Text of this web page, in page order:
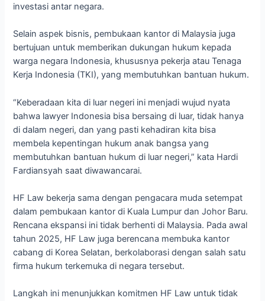
investasi antar negara.
Selain aspek bisnis, pembukaan kantor di Malaysia juga
bertujuan untuk memberikan dukungan hukum kepada
warga negara Indonesia, khususnya pekerja atau Tenaga
Kerja Indonesia (TKI), yang membutuhkan bantuan hukum.
“Keberadaan kita di luar negeri ini menjadi wujud nyata
bahwa lawyer Indonesia bisa bersaing di luar, tidak hanya
di dalam negeri, dan yang pasti kehadiran kita bisa
membela kepentingan hukum anak bangsa yang
membutuhkan bantuan hukum di luar negeri,” kata Hardi
Fardiansyah saat diwawancarai.
HF Law bekerja sama dengan pengacara muda setempat
dalam pembukaan kantor di Kuala Lumpur dan Johor Baru.
Rencana ekspansi ini tidak berhenti di Malaysia. Pada awal
tahun 2025, HF Law juga berencana membuka kantor
cabang di Korea Selatan, berkolaborasi dengan salah satu
firma hukum terkemuka di negara tersebut.
Langkah ini menunjukkan komitmen HF Law untuk tidak